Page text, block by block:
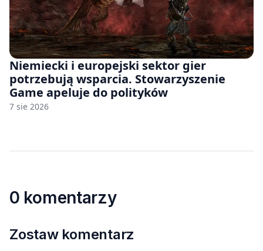
Niemiecki i europejski sektor gier
potrzebują wsparcia. Stowarzyszenie
Game apeluje do polityków
7 sie 2026
0 komentarzy
Zostaw komentarz